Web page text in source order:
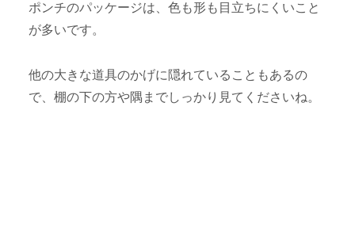
ポンチのパッケージは、色も形も目立ちにくいこと
が多いです。
他の大きな道具のかげに隠れていることもあるの
で、棚の下の方や隅までしっかり見てくださいね。